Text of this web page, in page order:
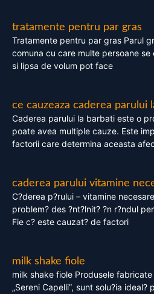
tratamente pentru par gras
Tratamente pentru par gras Parul
comuna cu care multe persoane
si lipsa de volum pot face
ce cauzeaza caderea parului
Caderea parului la barbati este o
poate avea multiple cauze. Este
factorii care determina aceasta
caderea parului vitamine
C?derea p?rului – vitamine
problem? des ?nt?lnit? ?n r?ndul
Fie c? este cauzat? de factori
milk shake fiole
milk shake fiole Produsele
„Sereni Capelli”, sunt solu?ia